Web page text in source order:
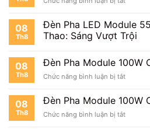
100W
Bao
Nhiêu?
Pha
Module
100W
Nhà
Đấu
08
Th8
Đèn Pha LED Module
Thao: Sáng Vượt Trội
08
Th8
Đèn Pha Module 100W
Chức năng bình luận bị tắtở
Pha
Module
100W
08
Th8
Đèn Pha Module 100W
Chức năng bình luận bị tắtở